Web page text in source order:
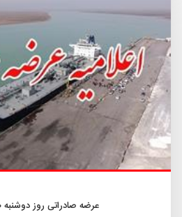
عرضه صادراتی روز دوشنبه 30 آبان 1401